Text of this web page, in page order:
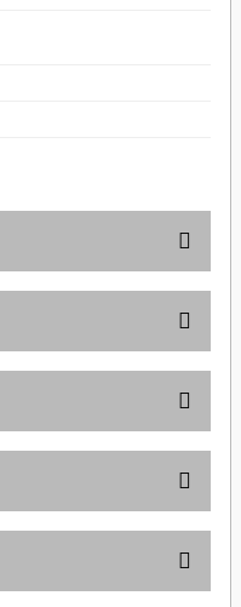
kullanarak tarafımıza